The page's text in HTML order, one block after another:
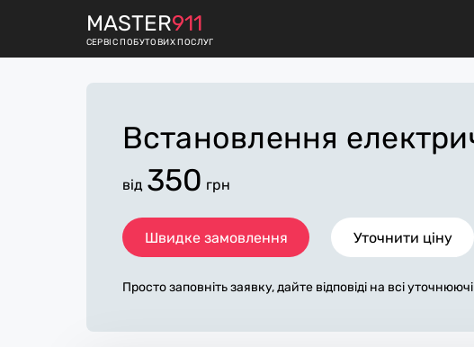
MASTER911
СЕРВІС ПОБУТОВИХ ПОСЛУГ
Встановлення
від 350 грн
Швидке замовлення Уточнити ціну
Просто заповніть заявку, дайте відповіді на всі